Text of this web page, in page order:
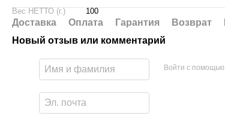
Вес НЕТТО (г.)
100
Доставка Оплата Гарантия Возврат
Новый отзыв или комментарий
Войти с помощью